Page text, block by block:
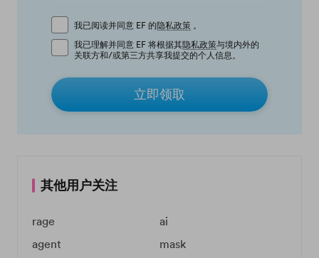
我已阅读并同意 EF 的隐私政策 。
我已理解并同意 EF 将根据其隐私政策与境内外的
关联方和/或第三方共享我提交的个人信息。
立即领取
其他用户关注
rage
ai
agent
mask